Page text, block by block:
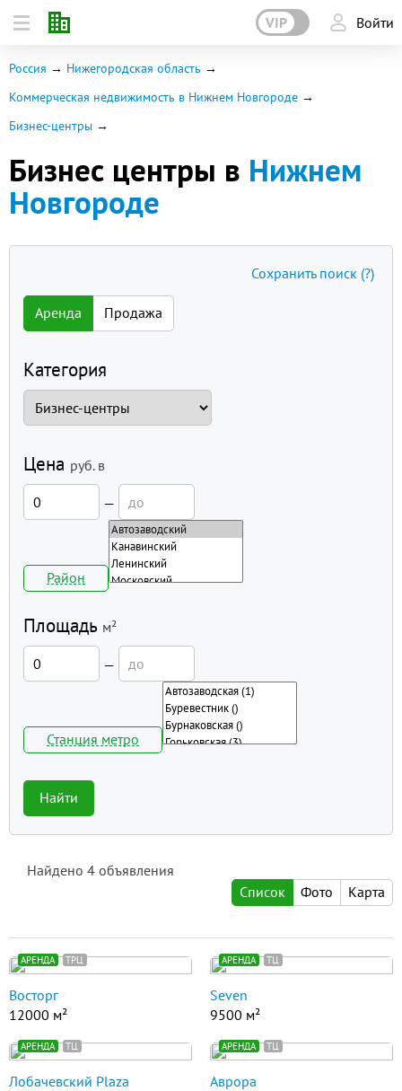
VIP Войти
Россия
Нижегородская область
Коммерческая недвижимость в Нижнем Новгороде
Бизнес-центры
Бизнес центры в Нижнем
Новгороде
Аренда Продажа
Категория
Цена руб. в
—
Район
Площадь м²
—
Станция метро
Найти
Сохранить поиск (?)
Найдено 4 объявления
Список
Фото Карта
АРЕНДА ТРЦ
Восторг
12000 м²
АРЕНДА ТЦ
Seven
9500 м²
АРЕНДА ТЦ
Лобачевский Plaza
АРЕНДА ТЦ
Аврора